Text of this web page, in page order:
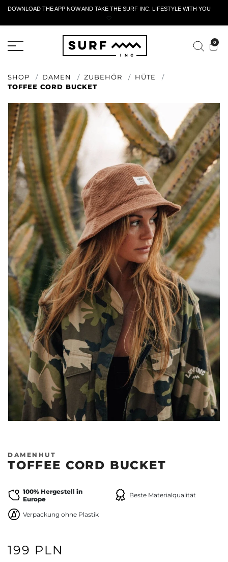
DOWNLOAD THE APP NOW AND TAKE THE SURF INC. LIFESTYLE WITH YOU
🤍
0
SHOP DAMEN ZUBEHÖR
HÜTE
TOFFEE CORD BUCKET
DAMENHUT
TOFFEE CORD BUCKET
100% Hergestell in
Europe
Beste Materialqualität
Verpackung ohne Plastik
199 PLN
AKTIVES RÜCKGABEFORMULAR